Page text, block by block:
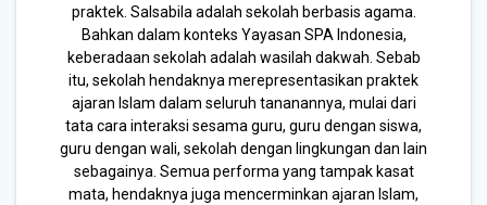
praktek. Salsabila adalah sekolah berbasis agama.
Bahkan dalam konteks Yayasan SPA Indonesia,
keberadaan sekolah adalah wasilah dakwah. Sebab
itu, sekolah hendaknya merepresentasikan praktek
ajaran Islam dalam seluruh tananannya, mulai dari
tata cara interaksi sesama guru, guru dengan siswa,
guru dengan wali, sekolah dengan lingkungan dan lain
sebagainya. Semua performa yang tampak kasat
mata, hendaknya juga mencerminkan ajaran Islam,